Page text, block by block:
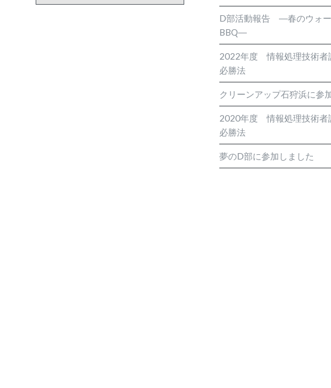
D部活動報告 ―春のウォー
BBQ―
2022年度 情報処理技術者
必勝法
クリーンアップ石狩浜に参
2020年度 情報処理技術者
必勝法
夢のD部に参加しました